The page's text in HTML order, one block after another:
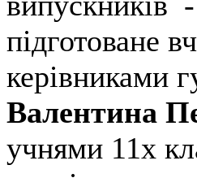
підготоване
керівниками
Валентина
учнями 11х